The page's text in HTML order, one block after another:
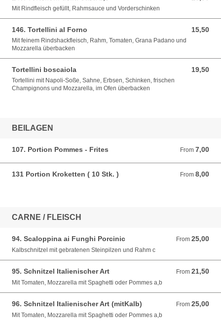
Mit Rindfleisch gefüllt, Rahmsauce und Vorderschinken
146. Tortellini al Forno 15,50
15,50 EUR
Mit feinem Rindshackfleisch, Rahm, Tomaten, Grana Padano und
Mozzarella überbacken
Tortellini boscaiola 19,50
19,50 EUR
Tortellini mit Napoli-Soße, Sahne, Erbsen, Schinken, frischen
Champignons und Mozzarella, im Ofen überbacken
BEILAGEN
107. Portion Pommes - Frites From 7,00
From 7,00 EUR
131 Portion Kroketten ( 10 Stk. ) From 8,00
From 8,00 EUR
CARNE / FLEISCH
94. Scaloppina ai Funghi Porcinic From 25,00
From 25,00 EUR
Kalbschnitzel mit gebratenen Steinpilzen und Rahm c
95. Schnitzel Italienischer Art From 21,50
From 21,50 EUR
Mit Tomaten, Mozzarella mit Spaghetti oder Pommes a,b
96. Schnitzel Italienischer Art (mitKalb) From 25,00
From 25,00 EUR
Mit Tomaten, Mozzarella mit Spaghetti oder Pommes a,b